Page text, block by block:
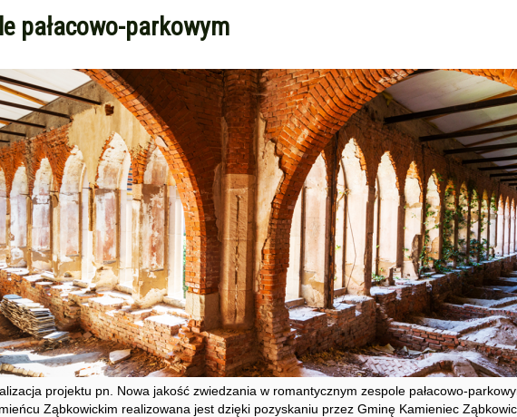
pałacowo-parkowym
projektu pn. Nowa jakość zwiedzania w romantycznym zespole pałacowo-
Ząbkowickim realizowana jest dzięki pozyskaniu przez Gminę Kamieniec